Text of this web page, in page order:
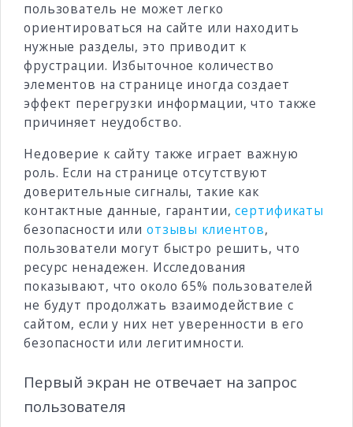
пользователь не может легко
ориентироваться на сайте или находить
нужные разделы, это приводит к
фрустрации. Избыточное количество
элементов на странице иногда создает
эффект перегрузки информации, что также
причиняет неудобство.
Недоверие к сайту также играет важную
роль. Если на странице отсутствуют
доверительные сигналы, такие как
контактные данные, гарантии,сертификаты
безопасности или отзывы клиентов,
пользователи могут быстро решить, что
ресурс ненадежен. Исследования
показывают, что около 65% пользователей
не будут продолжать взаимодействие с
сайтом, если у них нет уверенности в его
безопасности или легитимности.
Первый экран не отвечает на запрос
пользователя